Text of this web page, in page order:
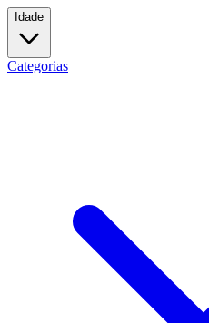
Idade
Categorias